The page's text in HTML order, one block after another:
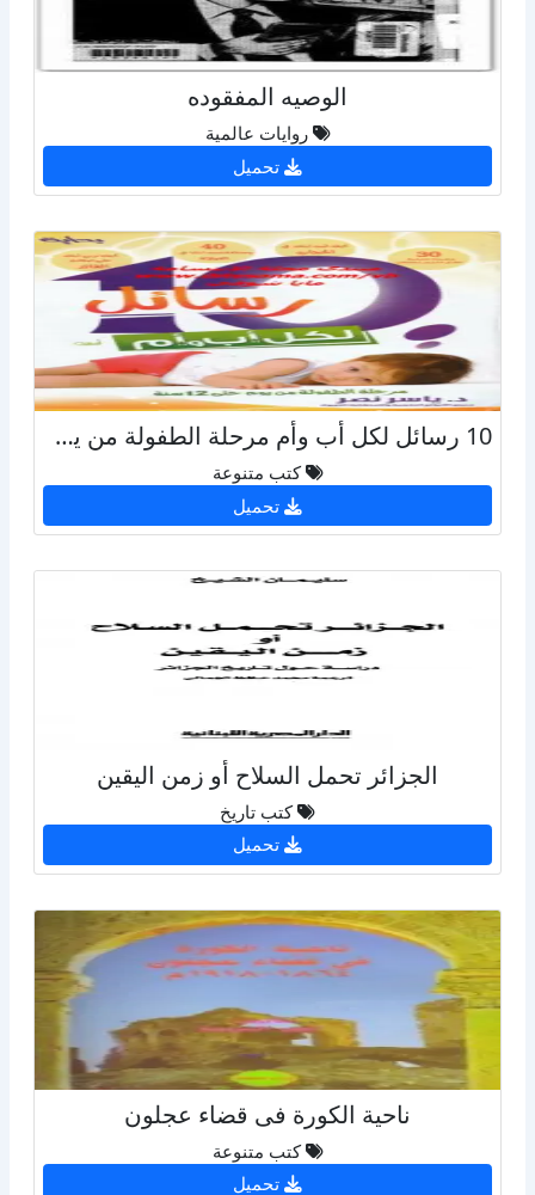
الوصيه المفقوده
روايات عالمية
تحميل
10 رسائل لكل أب وأم مرحلة الطفولة من يوم حتى 12 سنة
كتب متنوعة
تحميل
الجزائر تحمل السلاح أو زمن اليقين
كتب تاريخ
تحميل
ناحية الكورة فى قضاء عجلون
كتب متنوعة
تحميل